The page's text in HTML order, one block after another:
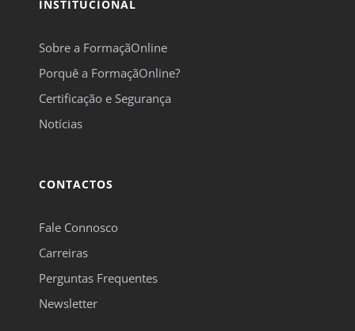
INSTITUCIONAL
Sobre a FormaçãOnline
Porquê a FormaçãOnline?
Certificação e Segurança
Notícias
CONTACTOS
Fale Connosco
Carreiras
Perguntas Frequentes
Newsletter